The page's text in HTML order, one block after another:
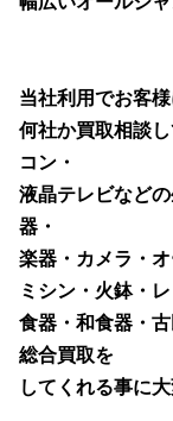
当社利用でお客
何社か買取相談
コン・
液晶テレビなど
器・
楽器・カメラ・
ミシン・火鉢・
食器・和食器・
総合買取を
してくれる事に